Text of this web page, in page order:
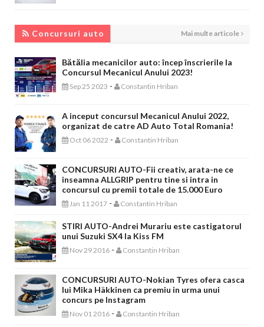
Concursuri auto Mai multe articole
Bătălia mecanicilor auto: încep înscrierile la
Concursul Mecanicul Anului 2023!
Sep 25 2023 - Constantin Hriban
A inceput concursul Mecanicul Anului 2022,
organizat de catre AD Auto Total Romania!
Oct 06 2022 - Constantin Hriban
CONCURSURI AUTO-Fii creativ, arata-ne ce
inseamna ALLGRIP pentru tine si intra in
concursul cu premii totale de 15.000 Euro
Jan 11 2017 - Constantin Hriban
STIRI AUTO-Andrei Murariu este castigatorul
unui Suzuki SX4 la Kiss FM
Nov 29 2016 - Constantin Hriban
CONCURSURI AUTO-Nokian Tyres ofera casca
lui Mika Häkkinen ca premiu in urma unui
concurs pe Instagram
Nov 01 2016 - Constantin Hriban